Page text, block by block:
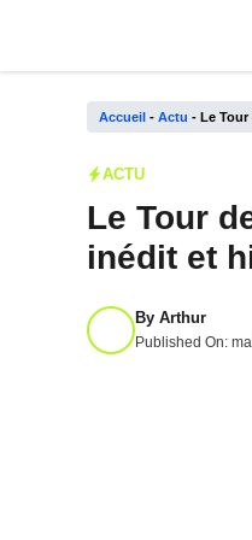
Accueil - Actu - Le
ACTU
Le Tour
inédit et
By Arthur
Published On: